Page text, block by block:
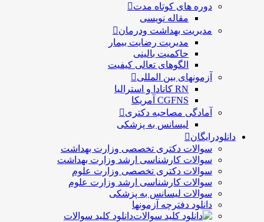
دوره های کوتاه مدت
مقاله نویسی
مدیریت بهداشت ودرمان
مديريت رضايت بيمار
حاكميت بالينی
الگوهای تعالی کيفيت
آزمونهای بین المللی
RN کانادا و استرالیا
CGFNS آمریکا
آمادگی مصاحبه دکتری
لیسانس به پزشکی
دانلودرایگان
سوالات دکتری تخصصی وزارت بهداشت
سوالات کارشناسی ارشد وزارت بهداشت
سوالات دکتری تخصصی وزارت علوم
سوالات کارشناسی ارشد وزارت علوم
سوالات لیسانس به پزشکی
دانلود دفترچه آزمونها
دانلود کلید سوالات